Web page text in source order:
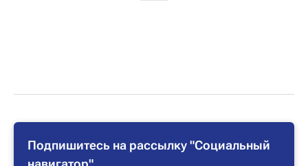
Подпишитесь на рассылку "Социальный